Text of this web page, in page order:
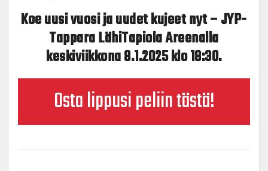
Koe uusi vuosi ja uudet kujeet nyt – JYP-
Tappara LähiTapiola Areenalla
keskiviikkona 8.1.2025 klo 18:30.
Osta lippusi peliin tästä!